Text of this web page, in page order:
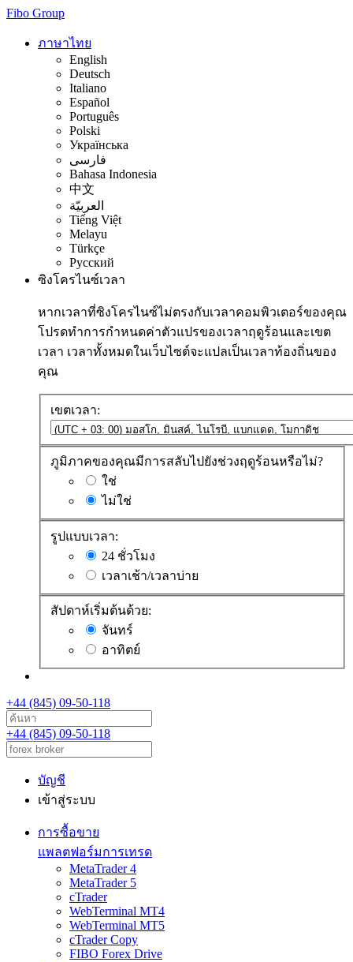
Fibo Group
ภาษาไทย
English
Deutsch
Italiano
Español
Português
Polski
Українська
فارسی
Bahasa Indonesia
中文
العربيّة
Tiếng Việt
Melayu
Türkçe
Русский
ซิงโครไนซ์เวลา
หากเวลาที่ซิงโครไนซ์ไม่ตรงกับเวลาคอมพิวเตอร์ของคุณ
โปรดทำการกำหนดค่าตัวแปรของเวลาฤดูร้อนและเขต
เวลา เวลาทั้งหมดในเว็บไซต์จะแปลเป็นเวลาท้องถิ่นของ
คุณ
เขตเวลา:
ภูมิภาคของคุณมีการสลับไปยังช่วงฤดูร้อนหรือไม่?
ใช่
ไม่ใช่
รูปแบบเวลา:
24 ชั่วโมง
เวลาเช้า/เวลาบ่าย
สัปดาห์เริ่มต้นด้วย:
จันทร์
อาทิตย์
+44 (845) 09-50-118
+44 (845) 09-50-118
บัญชี
เข้าสู่ระบบ
การซื้อขาย
แพลตฟอร์มการเทรด
MetaTrader 4
MetaTrader 5
cTrader
WebTerminal MT4
WebTerminal MT5
cTrader Copy
FIBO Forex Drive